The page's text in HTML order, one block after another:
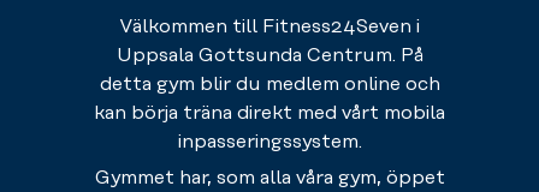
Välkommen till Fitness24Seven i
Uppsala Gottsunda Centrum. På
detta gym blir du medlem online och
kan börja träna direkt med vårt mobila
inpasseringssystem.
Gymmet har, som alla våra gym, öppet